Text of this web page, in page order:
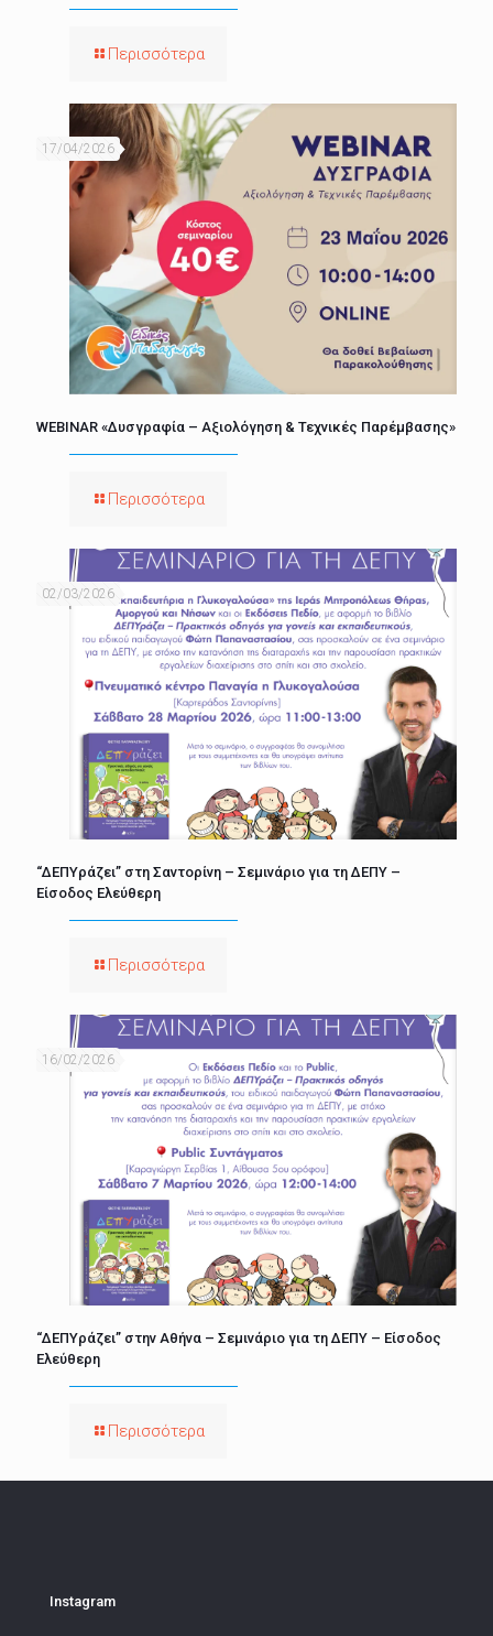
Περισσότερα
17/04/2026
WEBINAR «Δυσγραφία – Αξιολόγηση & Τεχνικές Παρέμβασης»
Περισσότερα
02/03/2026
“ΔΕΠΥράζει” στη Σαντορίνη – Σεμινάριο για τη ΔΕΠΥ –
Είσοδος Ελεύθερη
Περισσότερα
16/02/2026
“ΔΕΠΥράζει” στην Αθήνα – Σεμινάριο για τη ΔΕΠΥ – Είσοδος
Ελεύθερη
Περισσότερα
Instagram